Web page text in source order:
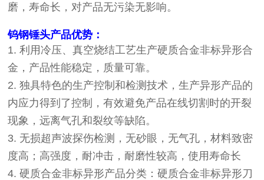
磨，寿命长，对产品无污染无影响。
钨钢锤头产品优势：
1. 利用冷压、真空烧结工艺生产硬质合金非标异形合
金，产品性能稳定，质量可靠。
2. 独具特色的生产控制和检测技术，生产异形产品的
内应力得到了控制，有效避免产品在线切割时的开裂
现象，远离气孔和裂纹等缺陷。
3. 无损超声波探伤检测，无砂眼，无气孔，材料致密
度高；高强度，耐冲击，耐磨性较高，使用寿命长
4. 硬质合金非标异形产品分类：硬质合金非标异形刀